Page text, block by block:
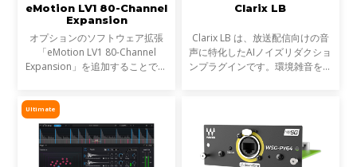
eMotion LV1 80-Channel
Expansion
オプションのソフトウェア拡張
「eMotion LV1 80-Channel
Expansion」を追加することで、
software license）を、最大80ス
テレオチャンネル／160インプッ
ト、
Clarix LB
Clarix LB は、放送配信向けの音
声に特化したAIノイズリダクショ
ンプラグインです。環境雑音をリ
です。
Ultimate